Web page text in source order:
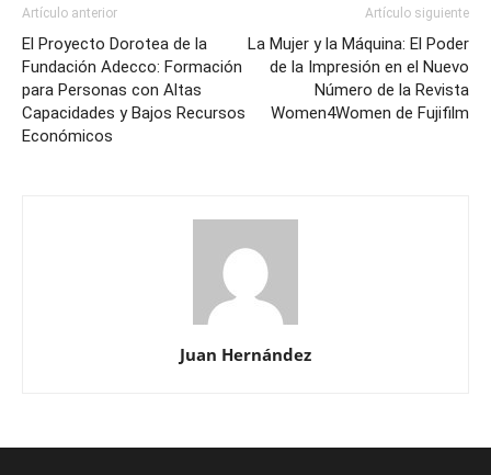
Artículo anterior
El Proyecto Dorotea de la
Fundación Adecco: Formación
para Personas con Altas
Capacidades y Bajos Recursos
Económicos
Artículo siguiente
La Mujer y la Máquina: El Poder
de la Impresión en el Nuevo
Número de la Revista
Women4Women de Fujifilm
Juan Hernández